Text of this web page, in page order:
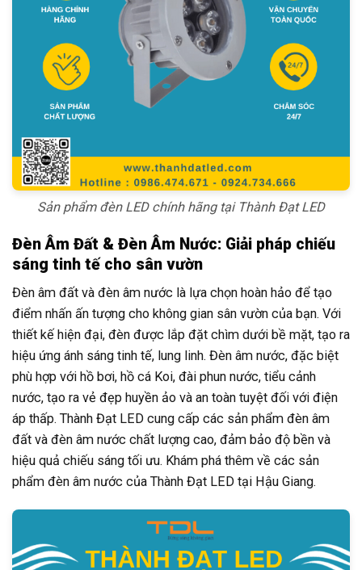
Sản phẩm đèn LED chính hãng tại Thành Đạt LED
Đèn Âm Đất & Đèn Âm Nước: Giải pháp chiếu
sáng tinh tế cho sân vườn
Đèn âm đất và đèn âm nước là lựa chọn hoàn hảo để tạo
điểm nhấn ấn tượng cho không gian sân vườn của bạn. Với
thiết kế hiện đại, đèn được lắp đặt chìm dưới bề mặt, tạo ra
hiệu ứng ánh sáng tinh tế, lung linh. Đèn âm nước, đặc biệt
phù hợp với hồ bơi, hồ cá Koi, đài phun nước, tiểu cảnh
nước, tạo ra vẻ đẹp huyền ảo và an toàn tuyệt đối với điện
áp thấp. Thành Đạt LED cung cấp các sản phẩm đèn âm
đất và đèn âm nước chất lượng cao, đảm bảo độ bền và
hiệu quả chiếu sáng tối ưu. Khám phá thêm về các sản
phẩm đèn âm nước của Thành Đạt LED tại Hậu Giang.